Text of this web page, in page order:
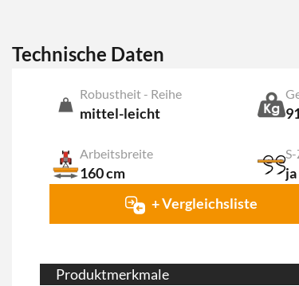
Technische Daten
Robustheit - Reihe
mittel-leicht
Arbeitsbreite
160 cm ja
+ Vergleichsliste
Produktmerkmale